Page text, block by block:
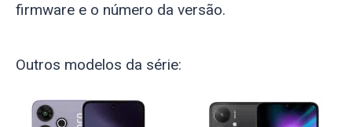
firmware e o número da versão.
Outros modelos da série: